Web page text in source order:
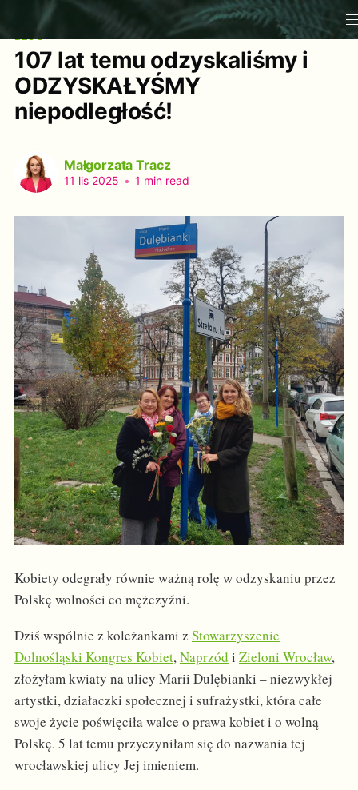
107 lat temu odzyskaliśmy i
ODZYSKAŁYŚMY
niepodległość!
Małgorzata Tracz
11 lis 2025 • 1 min read
Kobiety odegrały równie ważną rolę w odzyskaniu przez
Polskę wolności co mężczyźni.
Dziś wspólnie z koleżankami z Stowarzyszenie
Dolnośląski Kongres Kobiet,Naprzód i Zieloni Wrocław,
złożyłam kwiaty na ulicy Marii Dulębianki – niezwykłej
artystki, działaczki społecznej i sufrażystki, która całe
swoje życie poświęciła walce o prawa kobiet i o wolną
Polskę. 5 lat temu przyczyniłam się do nazwania tej
wrocławskiej ulicy Jej imieniem.